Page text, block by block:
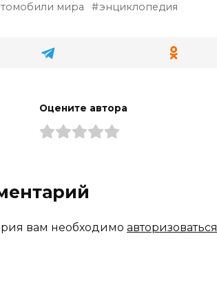
мира энциклопедия
Оцените автора
вам необходимо авторизоваться